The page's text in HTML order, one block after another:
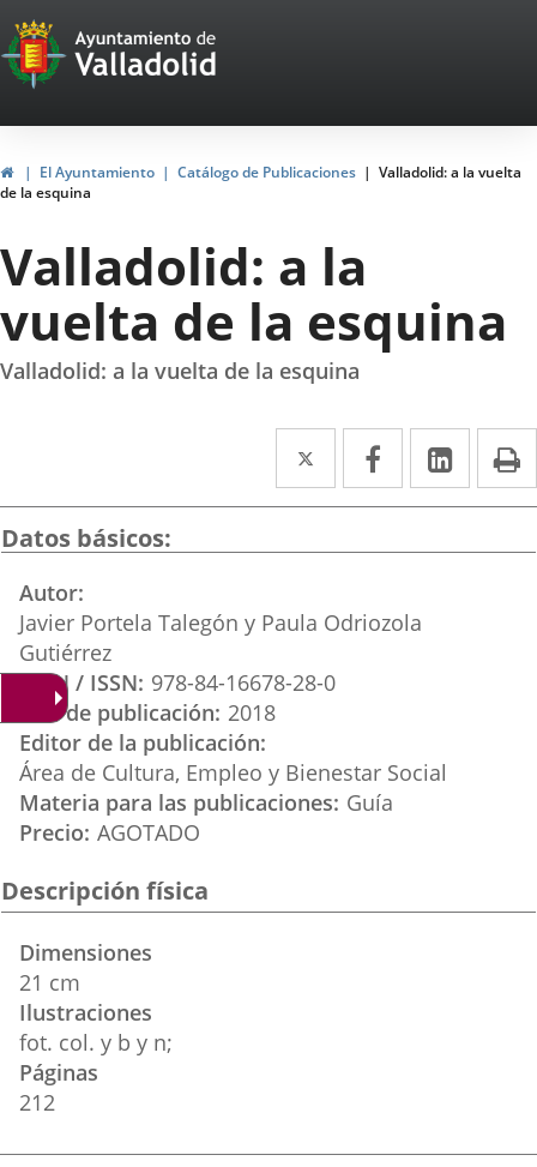
Portal
Web
del
Ayuntamiento
de
Valladolid
InicioEl Ayuntamiento Catálogo de Publicaciones
Valladolid: a la vuelta
de la esquina
Valladolid: a la
vuelta de la esquina
Valladolid: a la vuelta de la esquina
Twitter
Enlace
a
externa.
Facebook
Enlace
a
externa.
Enlace
a
Datos básicos
Autor
Javier Portela Talegón y Paula Odriozola
Gutiérrez
ISBN / ISSN 978-84-16678-28-0
Año de publicación 2018
Editor de la publicación
Área de Cultura, Empleo y Bienestar Social
Materia para las publicaciones Guía
Precio AGOTADO
Descripción física
Dimensiones
21 cm
Ilustraciones
fot. col. y b y n;
Páginas
212